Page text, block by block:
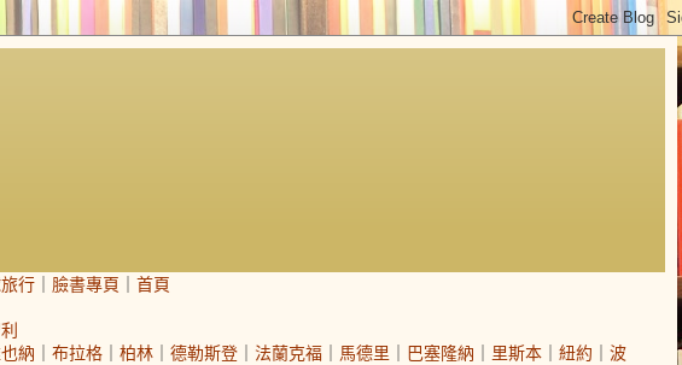
行 ｜ 臉書專頁 ｜ 首頁
納 ｜ 布拉格 ｜ 柏林 ｜ 德勒斯登 ｜ 法蘭克福 ｜ 馬德里 ｜ 巴塞隆納 ｜ 里斯本 ｜ 紐約 ｜ 波